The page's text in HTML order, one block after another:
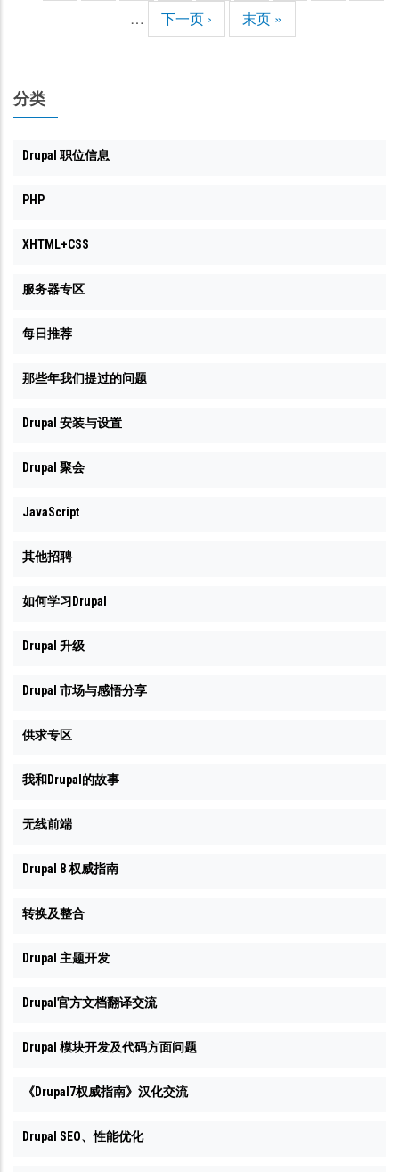
前
面 面 面 面 面 面 面 面
…
下
一
下一页 ›
末
页
末页 »
分类
Drupal 职位信息
PHP
XHTML+CSS
服务器专区
每日推荐
那些年我们提过的问题
Drupal 安装与设置
Drupal 聚会
JavaScript
其他招聘
如何学习Drupal
Drupal 升级
Drupal 市场与感悟分享
供求专区
我和Drupal的故事
无线前端
Drupal 8 权威指南
转换及整合
Drupal 主题开发
Drupal官方文档翻译交流
Drupal 模块开发及代码方面问题
《Drupal7权威指南》汉化交流
Drupal SEO、性能优化